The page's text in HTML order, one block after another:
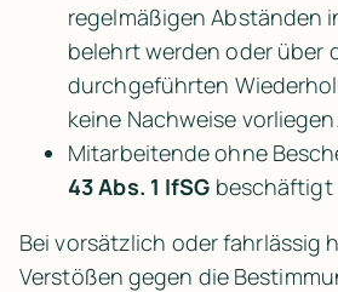
regelmäßigen Abständen
belehrt werden oder über
durchgeführten
keine Nachweise vorliegen.
Mitarbeitende ohne
43 Abs. 1 IfSG beschäftigt
Bei vorsätzlich oder fahrlässig
Verstößen gegen die